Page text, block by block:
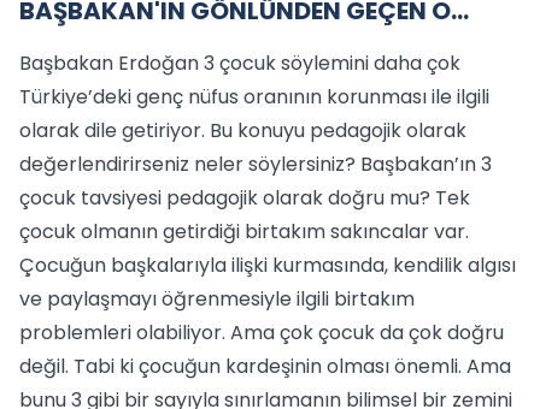
BAŞBAKAN'IN GÖNLÜNDEN GEÇEN O...
Başbakan Erdoğan 3 çocuk söylemini daha çok
Türkiye’deki genç nüfus oranının korunması ile ilgili
olarak dile getiriyor. Bu konuyu pedagojik olarak
değerlendirirseniz neler söylersiniz? Başbakan’ın 3
çocuk tavsiyesi pedagojik olarak doğru mu? Tek
çocuk olmanın getirdiği birtakım sakıncalar var.
Çocuğun başkalarıyla ilişki kurmasında, kendilik algısı
ve paylaşmayı öğrenmesiyle ilgili birtakım
problemleri olabiliyor. Ama çok çocuk da çok doğru
değil. Tabi ki çocuğun kardeşinin olması önemli. Ama
bunu 3 gibi bir sayıyla sınırlamanın bilimsel bir zemini